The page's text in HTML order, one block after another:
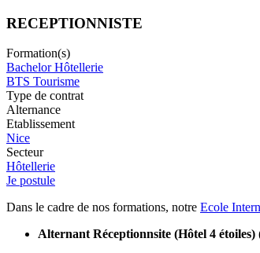
RECEPTIONNISTE
Formation(s)
Bachelor Hôtellerie
BTS Tourisme
Type de contrat
Alternance
Etablissement
Nice
Secteur
Hôtellerie
Je postule
Dans le cadre de nos formations, notre Ecole
Alternant Réceptionnsite (Hôtel 4 étoiles)